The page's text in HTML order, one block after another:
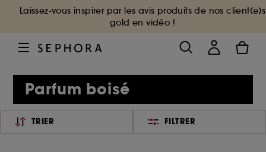
Laissez-vous inspirer par les avis produits de nos client(e)s
gold en vidéo !
Parfum boisé
TRIER FILTRER